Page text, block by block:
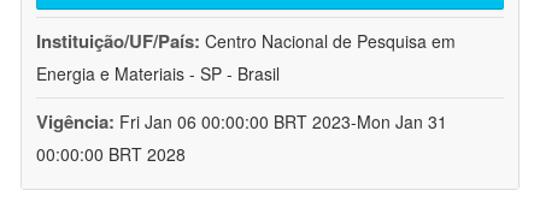
Instituição/UF/País: Centro Nacional de Pesquisa em
Energia e Materiais - SP - Brasil
Vigência: Fri Jan 06 00:00:00 BRT 2023-Mon Jan 31
00:00:00 BRT 2028